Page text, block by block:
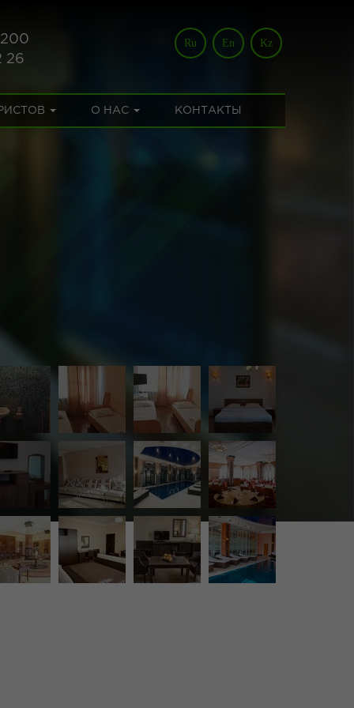
26
Ru En Kz
О НАС КОНТАКТЫ